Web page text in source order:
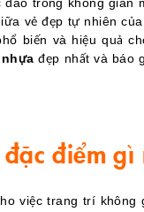
đáo trong không gian
vẻ đẹp tự nhiên
biến và hiệu quả
đẹp nhất và báo
điểm gì
việc trang trí không